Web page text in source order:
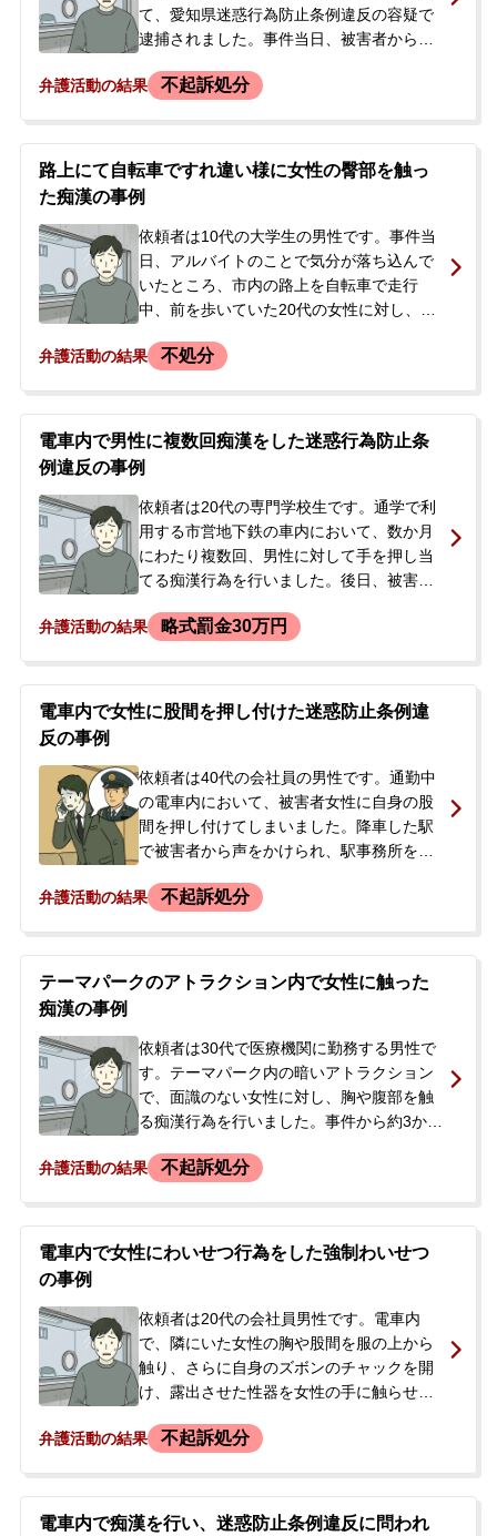
ご依頼者からのお手紙
無料相談の口コミ評判
刑事事件について 知りたい方
刑事事件データベース
て、愛知県迷惑行為防止条例違反の容疑で
逮捕されました。事件当日、被害者から
る」と警察に通報があり、駆け付けた警察
捕後の捜査の過程で、別の日にも自転車で
走行中、対向から来た女性に意図的に自転
車を衝突させて停車させ、着衣の上から胸
や陰部を触るといった不同意わいせつ行為
に及んでいた余罪が発覚し、再逮捕されま
した。息子が逮捕・勾留されたことを知っ
たご両親が、今後の刑事処分の見通しや手
相談に来られました。
弁護活動の結果 不起訴処分
路上にて自転車ですれ違い様に女性の臀部を触っ
た痴漢の事例
依頼者は10代の大学生の男性です。事件当
日、アルバイトのことで気分が落ち込んで
いたところ、市内の路上を自転車で走行
中、前を歩いていた20代の女性に対し、追
という痴漢行為に及んでしまいました。事
で逮捕されました。警察署で取り調べを受
け、犯行を認める調書が作成された後、当
日のうちに父親が身元引受人となり釈放さ
れました。しかし、今後の刑事処分がどう
なるか、大学生活への影響はないかといっ
た点に強い不安を感じ、釈放後に父親と一
緒に当事務所へ相談に来られ、正式に弁護
弁護活動の結果 不処分
電車内で男性に複数回痴漢をした迷惑行為防止条
例違反の事例
依頼者は20代の専門学校生です。通学で利
用する市営地下鉄の車内において、数か月
にわたり複数回、男性に対して手を押し当
てる痴漢行為を行いました。後日、被害者
し、逮捕されましたが、その日のうちに釈
感じた依頼者のご両親から、当事務所にご
相談がありました。依頼者は以前にも別の
約となりました。
弁護活動の結果 略式罰金30万円
電車内で女性に股間を押し付けた迷惑防止条例違
反の事例
依頼者は40代の会社員の男性です。通勤中
の電車内において、被害者女性に自身の股
間を押し付けてしまいました。降車した駅
で被害者から声をかけられ、駅事務所を経
は妻が身元引受人となり帰宅できました
にこすりつけたというより、当たってしま
ったが発覚しなければ良いという程度の認
安が大きくなり、被害者との示談を早急に
進めたいとの思いから、当事務所へ相談
し、依頼に至りました。
弁護活動の結果 不起訴処分
テーマパークのアトラクション内で女性に触った
痴漢の事例
依頼者は30代で医療機関に勤務する男性で
す。テーマパーク内の暗いアトラクション
で、面識のない女性に対し、胸や腹部を触
る痴漢行為を行いました。事件から約3か月
押えを行った上で、大阪府の迷惑防止条例
不安に思い、当事務所に相談と初回接見の
依頼をされました。依頼者は警察の取調べ
アトラクションの雰囲気で盛り上がってや
ってしまったと供述していました。また、
依頼者には未成年時に同種の事件で鑑別所
に収容された前歴がありました。
弁護活動の結果 不起訴処分
電車内で女性にわいせつ行為をした強制わいせつ
の事例
依頼者は20代の会社員男性です。電車内
で、隣にいた女性の胸や股間を服の上から
触り、さらに自身のズボンのチャックを開
け、露出させた性器を女性の手に触らせる
後、女性と連絡先を交換しましたが、数日
す。依頼者は一度相手をブロックしました
弁護活動の結果 不起訴処分
電車内で痴漢を行い、迷惑防止条例違反に問われ